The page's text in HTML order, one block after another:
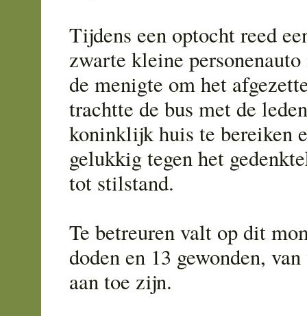
Tijdens een optocht reed
zwarte kleine
de menigte om het
trachtte de bus met de
koninklijk huis te bereiken
gelukkig tegen het
tot stilstand.
Te betreuren valt op dit
doden en 13 gewonden,
aan toe zijn.